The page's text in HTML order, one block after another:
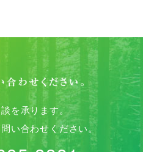
を承ります。
い合わせください。